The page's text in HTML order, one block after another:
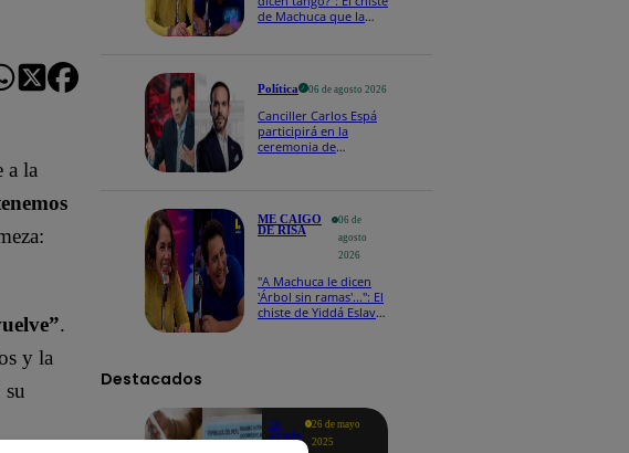
a la
.
y la
de Machuca que la
Política 06 de agosto 2026
Canciller Carlos Espá
participirá en la
ceremonia de
ME CAIGO
DE RISA
06 de
agosto
2026
"A Machuca le dicen
'Árbol sin ramas'...": El
chiste de Yiddá Eslava
Destacados
Te
ayudo
26 de mayo
2025